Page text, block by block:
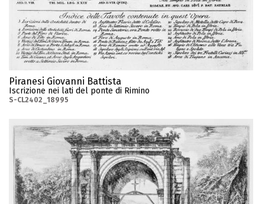
Piranesi Giovanni Battista
Iscrizione nei lati del ponte di Rimino
S-CL2402_18995